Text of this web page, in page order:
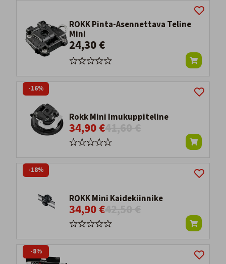
ROKK Pinta-Asennettava Teline
Mini
24,30 €
Rokk Mini Imukuppiteline
34,90 €
-16%
ROKK Mini Kaidekiinnike
34,90 €
-18%
-8%